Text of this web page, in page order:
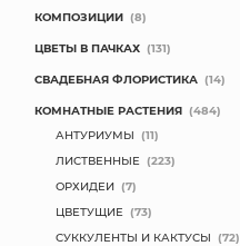
КОМПОЗИЦИИ (8)
ЦВЕТЫ В ПАЧКАХ (131)
СВАДЕБНАЯ ФЛОРИСТИКА (14)
КОМНАТНЫЕ РАСТЕНИЯ (484)
АНТУРИУМЫ (11)
ЛИСТВЕННЫЕ (223)
ОРХИДЕИ (7)
ЦВЕТУЩИЕ (73)
СУККУЛЕНТЫ И КАКТУСЫ (72)